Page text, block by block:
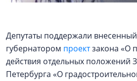
Депутаты поддержали внесенный
губернатором проектзакона «О
действия отдельных положений
Петербурга «О